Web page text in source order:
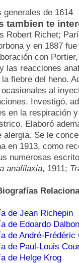
generales de 1614
tambien te
Robert Richet;
y en 1887
con
las reacciones
fiebre del heno.
al
Investigó,
en la respiración
Elaboró
alergia. Se le
en 1913, como
numerosas
anafilaxia, 1911;
de Jean Richepin
de Edoardo
de André-Frédéric
de Paul-Louis
de Helge Krog